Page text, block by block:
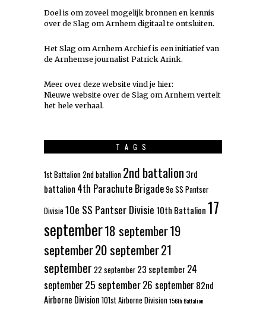
Doel is om zoveel mogelijkbronnen en kennis
over de Slag om Arnhem digitaal te ontsluiten.
Het Slag om Arnhem Archief is een initiatief van
de Arnhemse journalist Patrick Arink.
Meer over deze website vind je hier:
Nieuwe website over de Slag om Arnhem vertelt
het hele verhaal.
TAGS
1st Battalion2nd batallion 2nd battalion 3rd
battalion 4th Parachute Brigade9e SS Pantser
Divisie 10e SS Pantser Divisie 10th Battalion17
september18 september19
september20 september21
september 22 september 23 september24
september 25 september26 september 82nd
Airborne Division 101st Airborne Division156th Battalion